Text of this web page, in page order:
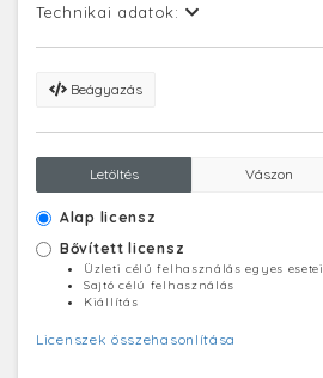
Technikai adatok:
Beágyazás
Letöltés Vászon
Alap licensz
Bővített licensz
Üzleti célú felhasználás egyes esetei
Sajtó célú felhasználás
Kiállítás
Licenszek összehasonlítása